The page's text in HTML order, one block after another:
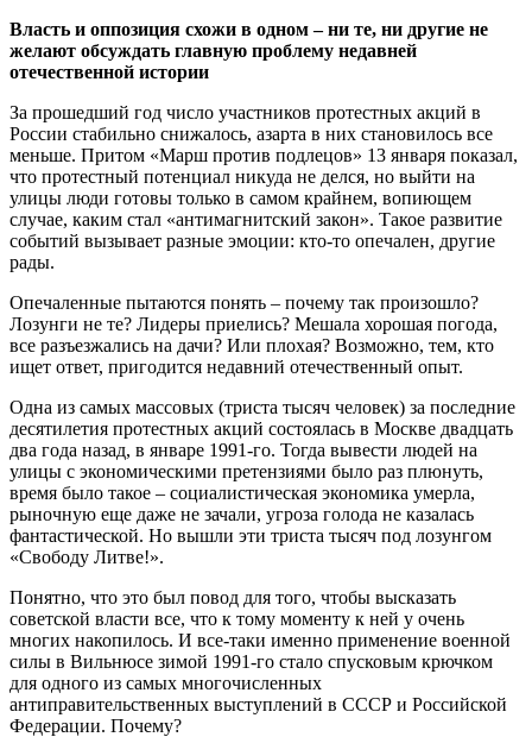
Власть и оппозиция схожи в одном – ни те, ни другие не
желают обсуждать главную проблему недавней
отечественной истории
За прошедший год число участников протестных акций в
России стабильно снижалось, азарта в них становилось все
меньше. Притом «Марш против подлецов» 13 января показал,
что протестный потенциал никуда не делся, но выйти на
улицы люди готовы только в самом крайнем, вопиющем
случае, каким стал «антимагнитский закон». Такое развитие
событий вызывает разные эмоции: кто-то опечален, другие
рады.
Опечаленные пытаются понять – почему так произошло?
Лозунги не те? Лидеры приелись? Мешала хорошая погода,
все разъезжались на дачи? Или плохая? Возможно, тем, кто
ищет ответ, пригодится недавний отечественный опыт.
Одна из самых массовых (триста тысяч человек) за последние
десятилетия протестных акций состоялась в Москве двадцать
два года назад, в январе 1991-го. Тогда вывести людей на
улицы с экономическими претензиями было раз плюнуть,
время было такое – социалистическая экономика умерла,
рыночную еще даже не зачали, угроза голода не казалась
фантастической. Но вышли эти триста тысяч под лозунгом
«Свободу Литве!».
Понятно, что это был повод для того, чтобы высказать
советской власти все, что к тому моменту к ней у очень
многих накопилось. И все-таки именно применение военной
силы в Вильнюсе зимой 1991-го стало спусковым крючком
для одного из самых многочисленных
антиправительственных выступлений в СССР и Российской
Федерации. Почему?